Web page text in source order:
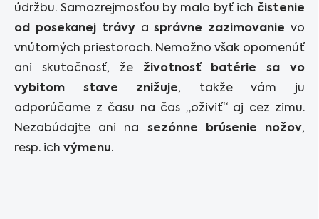
údržbu. Samozrejmosťou by malo byť ich čistenie
od posekanej trávyasprávne zazimovanie vo
vnútorných priestoroch. Nemožno však opomenúť
ani skutočnosť, že životnosť batérie sa vo
vybitom stave znižuje, takže vám ju
odporúčame z času na čas „oživiť“ aj cez zimu.
Nezabúdajte ani na sezónne brúsenie nožov,
resp. ich výmenu.